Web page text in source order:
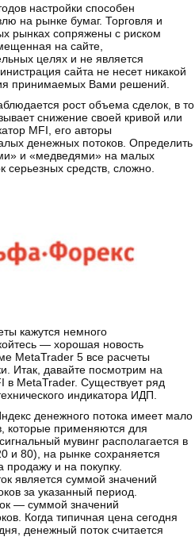
настройки способен
на рынке бумаг. Торговля и
рынках сопряжены с риском
на сайте,
целях и не является
сайта не несет никакой
принимаемых Вами решений.
рост объема сделок, в то
снижение своей кривой или
MFI, его авторы
денежных потоков. Определить
и «медведями» на малых
средств, сложно.
кажутся немного
— хорошая новость
MetaTrader 5 все расчеты
Итак, давайте посмотрим на
в MetaTrader. Существует ряд
индикатора ИДП.
денежного потока имеет мало
которые применяются для
мувинг располагается в
и 80), на рынке сохраняется
продажу и на покупку.
является суммой значений
за указанный период.
— суммой значений
Когда типичная цена сегодня
денежный поток считается